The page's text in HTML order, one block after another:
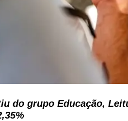
do grupo Educação,